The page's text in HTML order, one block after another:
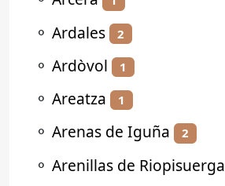
⚬ Ardales 2
⚬ Ardòvol 1
⚬ Areatza 1
⚬ Arenas de Iguña 2
⚬ Arenillas de Riopisuerga